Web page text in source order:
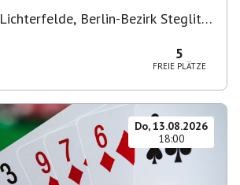
Lichterfelde, Berlin-Bezirk Steglitz-
5
FREIE PLÄTZE
Do, 13.08.2026
18:00